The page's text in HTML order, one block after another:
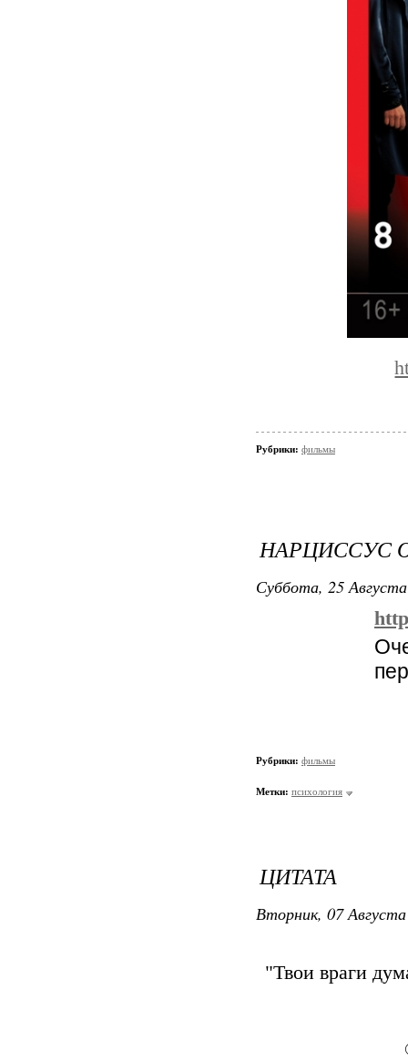
Рубрики: фильмы
НАРЦИССУС
Суббота, 25
Рубрики: фильмы
Метки: психология
ЦИТАТА
Вторник, 07
"Твои враги